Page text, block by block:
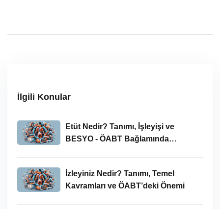
İlgili Konular
Etüt Nedir? Tanımı, İşleyişi ve
BESYO - ÖABT Bağlamında
İzleyiniz Nedir? Tanımı, Temel
Kavramları ve ÖABT’deki Önemi